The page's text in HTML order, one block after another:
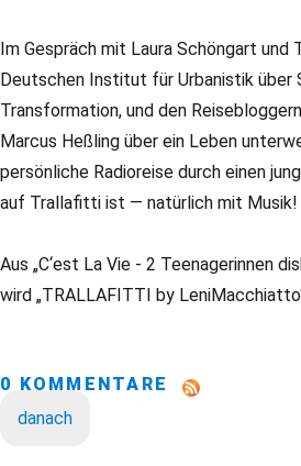
Im Gespräch mit Laura Schöngart und
Deutschen Institut für Urbanistik über
Transformation, und den
Marcus Heßling über ein Leben
persönliche Radioreise durch einen
auf Trallafitti ist — natürlich mit Musik!
Aus „C‘est La Vie - 2 Teenagerinnen
wird „TRALLAFITTI by
0 KOMMENTARE
danach